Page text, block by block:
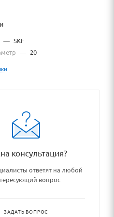
— SKF
— 20
консультация?
ответят на любой
вопрос
ЗАДАТЬ ВОПРОС